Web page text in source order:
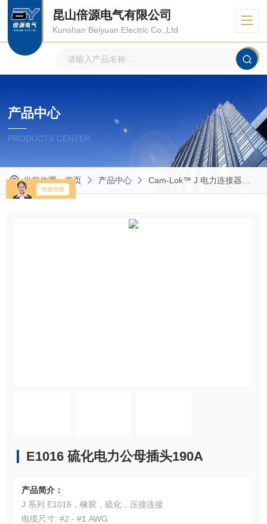
昆山倍源电气有限公司
Kunshan Beiyuan Electric Co.,Ltd
产品中心
PRODUCTS CENTER
当前位置：首页 产品中心 Cam-Lok™ J 电力连接器
E1016 硫化电力公母插头190A
产品简介：
J 系列 E1016，橡胶，硫化，压接连接
电缆尺寸: #2 - #1 AWG